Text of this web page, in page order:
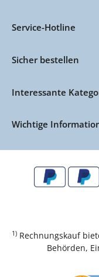
Service-Hotline
Sicher bestellen
Interessante
Wichtige
1) Rechnungskauf
Behörden,